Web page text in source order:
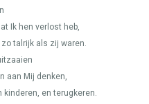
Ik hen verlost heb,
talrijk als zij waren.
aan Mij denken,
en terugkeren.